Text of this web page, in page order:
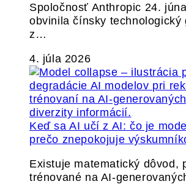
Spoločnosť Anthropic 24.
obvinila čínsky technologický
z…
4. júla 2026
Keď sa AI učí z AI: čo je
prečo znepokojuje
Existuje matematický dôvod,
trénované na AI-